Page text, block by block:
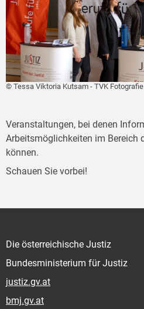
© Tessa Viktoria Kutsam - TVK Fotografie
Veranstaltungen, bei denen
Arbeitsmöglichkeiten im Bereich
können.
Schauen Sie vorbei!
Die österreichische Justiz
Bundesministerium für Justiz
justiz.gv.at
bmj.gv.at